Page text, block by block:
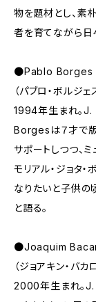
物を題材とし、素
者を育てながら日
●Pablo Borges
（パブロ・ボルジェ
1994年生まれ。
Borgesは７才で
サポートしつつ、
モリアル・ジョタ
なりたいと子供の
と語る。
●Joaquim
（ジョアキン・バカ
2000年生まれ。